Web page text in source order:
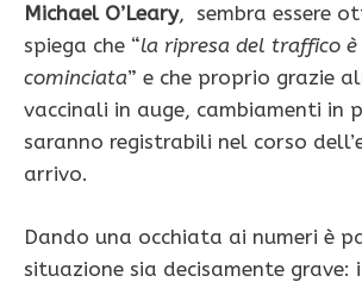
Michael O’Leary, sembra essere
spiega che “la ripresa del traffico è
cominciata” e che proprio grazie
vaccinali in auge, cambiamenti in
saranno registrabili nel corso
arrivo.
Dando una occhiata ai numeri è
situazione sia decisamente grave: i